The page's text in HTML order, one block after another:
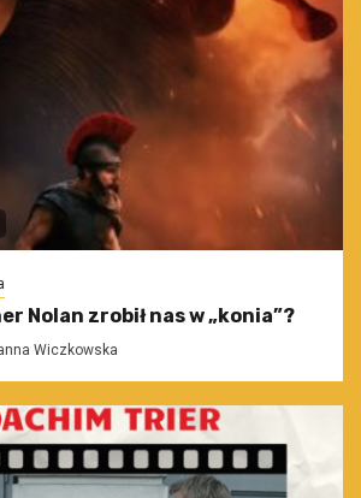
Nolan zrobił nas w „konia”?
Wiczkowska